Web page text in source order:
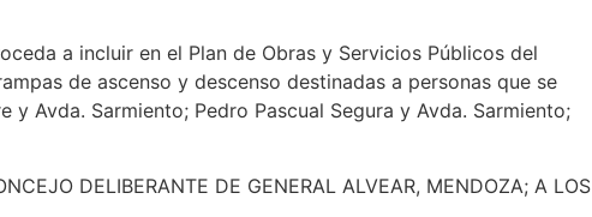
a incluir en el Plan de Obras y Servicios Públicos del
de ascenso y descenso destinadas a personas que se
Avda. Sarmiento; Pedro Pascual Segura y Avda. Sarmiento;
DELIBERANTE DE GENERAL ALVEAR, MENDOZA; A LOS